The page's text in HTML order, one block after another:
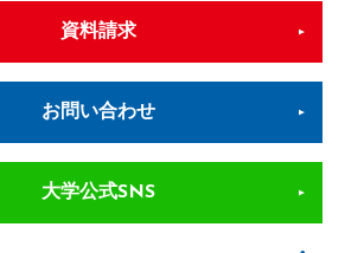
資料請求
お問い合わせ
大学公式SNS